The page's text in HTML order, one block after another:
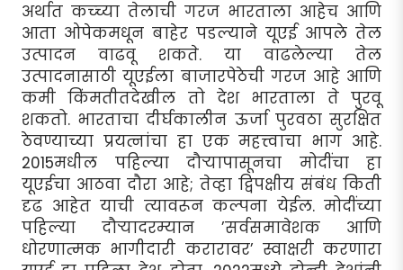
अर्थात कच्च्या तेलाची गरज भारताला आहेच आणि
आता ओपेकमधून बाहेर पडल्याने यूएई आपले तेल
उत्पादन वाढवू शकते. या वाढलेल्या तेल
उत्पादनासाठी यूएईला बाजारपेठेची गरज आहे आणि
कमी किंमतीतदेखील तो देश भारताला ते पुरवू
शकतो. भारताचा दीर्घकालीन ऊर्जा पुरवठा सुरक्षित
ठेवण्याच्या प्रयत्नांचा हा एक महत्त्वाचा भाग आहे.
2015मधील पहिल्या दौर्‍यापासूनचा मोदींचा हा
यूएईचा आठवा दौरा आहे; तेव्हा द्विपक्षीय संबंध किती
दृढ आहेत याची त्यावरून कल्पना येईल. मोदींच्या
पहिल्या दौर्‍यादरम्यान ’सर्वसमावेशक आणि
धोरणात्मक भागीदारी करारावर’ स्वाक्षरी करणारा